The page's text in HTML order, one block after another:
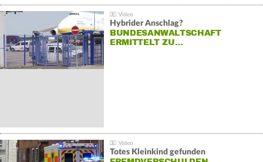
Hybrider Anschlag?
BUNDESANWALTSCHAFT
ERMITTELT ZU…
Totes Kleinkind gefunden